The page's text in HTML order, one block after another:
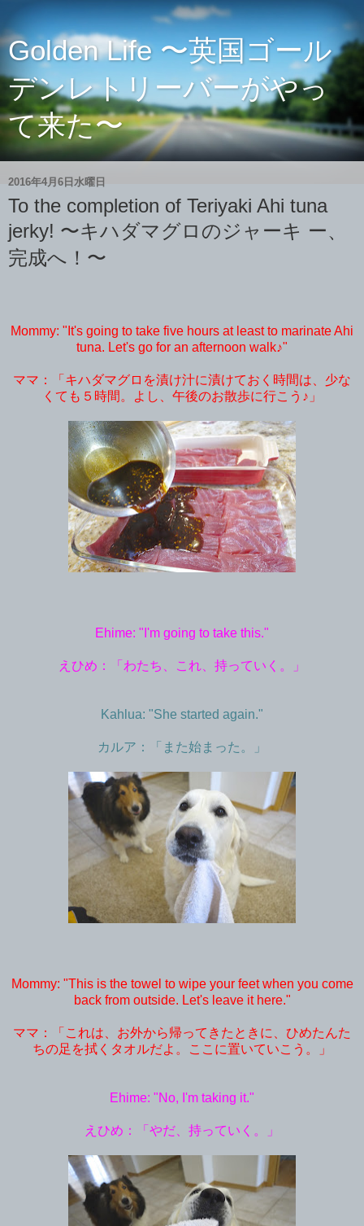
Golden Life 〜英国ゴール
デンレトリーバーがやっ
て来た〜
2016年4月6日水曜日
To the completion of Teriyaki Ahi tuna
jerky! 〜キハダマグロのジャーキ ー、
完成へ！〜
Mommy: "It's going to take five hours at least to marinate Ahi
tuna. Let's go for an afternoon walk♪"
ママ：「キハダマグロを漬け汁に漬けておく時間は、少な
くても５時間。よし、午後のお散歩に行こう♪」
Ehime: "I'm going to take this."
えひめ：「わたち、これ、持っていく。」
Kahlua: "She started again."
カルア：「また始まった。」
Mommy: "This is the towel to wipe your feet when you come
back from outside. Let's leave it here."
ママ：「これは、お外から帰ってきたときに、ひめたんた
ちの足を拭くタオルだよ。ここに置いていこう。」
Ehime: "No, I'm taking it."
えひめ：「やだ、持っていく。」